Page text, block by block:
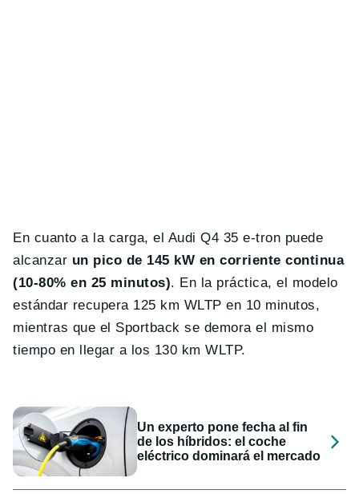
En cuanto a la carga, el Audi Q4 35 e-tron puede
alcanzar un pico de 145 kW en corriente continua
(10-80% en 25 minutos). En la práctica, el modelo
estándar recupera 125 km WLTP en 10 minutos,
mientras que el Sportback se demora el mismo
tiempo en llegar a los 130 km WLTP.
Un experto pone fecha al fin
de los híbridos: el coche
eléctrico dominará el mercado